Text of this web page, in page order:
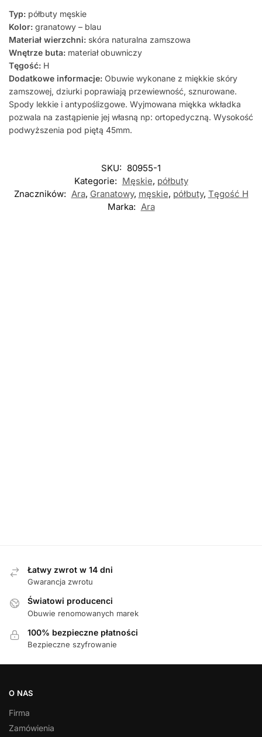
Typ: półbuty męskie
Kolor: granatowy – blau
Materiał wierzchni: skóra naturalna zamszowa
Wnętrze buta: materiał obuwniczy
Tęgość: H
Dodatkowe informacje: Obuwie wykonane z miękkie skóry
zamszowej, dziurki poprawiają przewiewność, sznurowane.
Spody lekkie i antypoślizgowe. Wyjmowana miękka wkładka
pozwala na zastąpienie jej własną np: ortopedyczną. Wysokość
podwyższenia pod piętą 45mm.
SKU: 80955-1
Kategorie: Męskie, półbuty
Znaczników: Ara, Granatowy, męskie, półbuty, Tęgość H
Marka: Ara
Łatwy zwrot w 14 dni
Gwarancja zwrotu
Światowi producenci
Obuwie renomowanych marek
100% bezpieczne płatności
Bezpieczne szyfrowanie
O NAS
Firma
Zamówienia